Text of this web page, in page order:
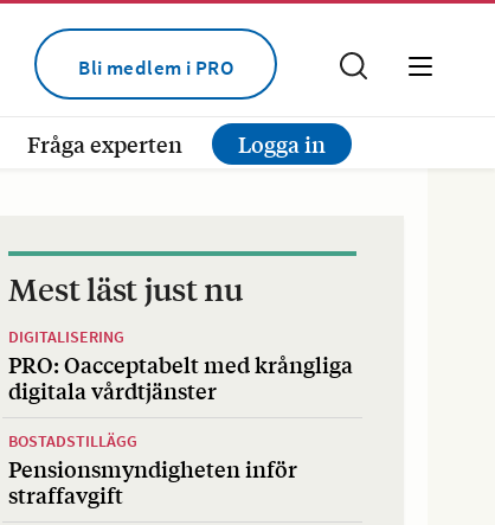
Bli medlem i PRO
Fråga experten Logga in
Mest läst just nu
DIGITALISERING
PRO: Oacceptabelt med krångliga
digitala vårdtjänster
BOSTADSTILLÄGG
Pensionsmyndigheten inför
straffavgift